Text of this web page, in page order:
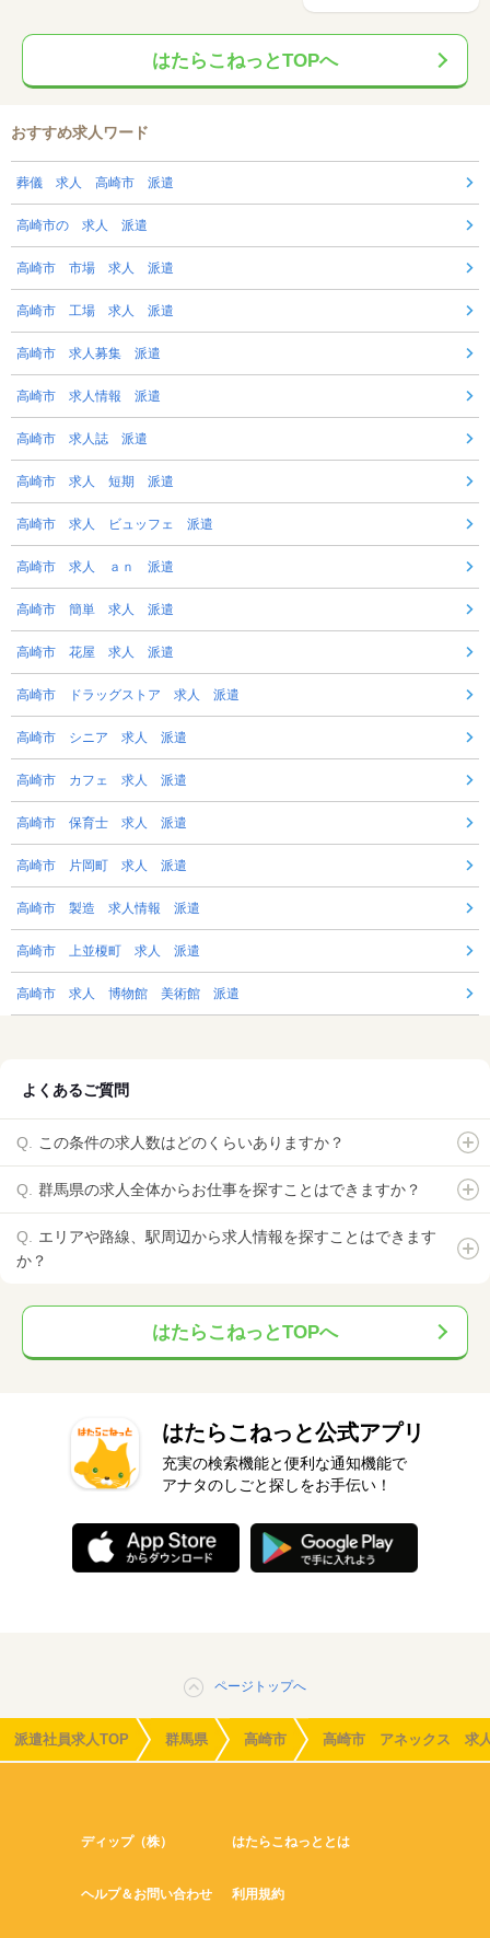
はたらこねっとTOPへ
おすすめ求人ワード
葬儀 求人 高崎市 派遣
高崎市の 求人 派遣
高崎市 市場 求人 派遣
高崎市 工場 求人 派遣
高崎市 求人募集 派遣
高崎市 求人情報 派遣
高崎市 求人誌 派遣
高崎市 求人 短期 派遣
高崎市 求人 ビュッフェ 派遣
高崎市 求人 ａｎ 派遣
高崎市 簡単 求人 派遣
高崎市 花屋 求人 派遣
高崎市 ドラッグストア 求人 派遣
高崎市 シニア 求人 派遣
高崎市 カフェ 求人 派遣
高崎市 保育士 求人 派遣
高崎市 片岡町 求人 派遣
高崎市 製造 求人情報 派遣
高崎市 上並榎町 求人 派遣
高崎市 求人 博物館 美術館 派遣
よくあるご質問
この条件の求人数はどのくらいありますか？
群馬県の求人全体からお仕事を探すことはできますか？
エリアや路線、駅周辺から求人情報を探すことはできます
か？
はたらこねっとTOPへ
はたらこねっと公式アプリ
充実の検索機能と便利な通知機能で
アナタのしごと探しをお手伝い！
ページトップへ
派遣社員求人TOP 群馬県 高崎市 高崎市 アネックス 求
ディップ（株） はたらこねっととは
ヘルプ＆お問い合わせ 利用規約